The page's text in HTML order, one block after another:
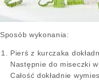
Sposób wykonania:
Pierś z kurczaka
Następnie do miseczki
Całość dokładnie